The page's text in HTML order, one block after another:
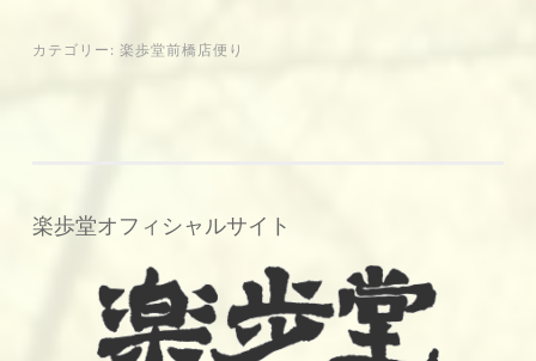
カテゴリー: 楽歩堂前橋店便り
楽歩堂オフィシャルサイト